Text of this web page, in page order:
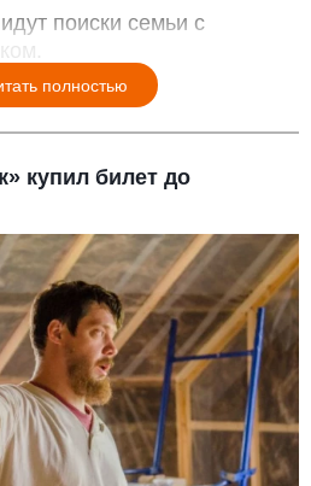
поиски семьи с
полностью
купил билет до